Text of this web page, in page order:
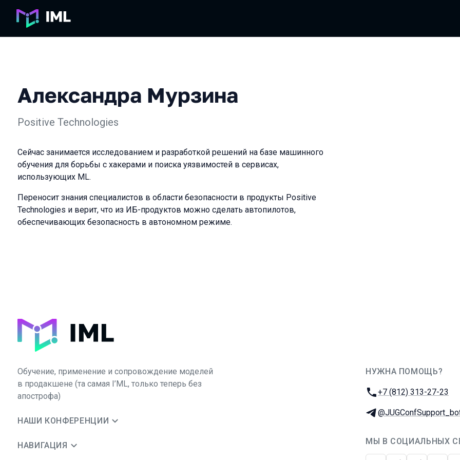
Александра Мурзина
Positive Technologies
Сейчас занимается исследованием и разработкой решений на базе машинного
обучения для борьбы с хакерами и поиска уязвимостей в сервисах,
использующих ML.
Переносит знания специалистов в области безопасности в продукты Positive
Technologies и верит, что из ИБ-продуктов можно сделать автопилотов,
обеспечивающих безопасность в автономном режиме.
Обучение, применение и сопровождение моделей
в продакшене (та самая I’ML, только теперь без
апострофа)
НАШИ КОНФЕРЕНЦИИ
НАВИГАЦИЯ
НУЖНА ПОМОЩЬ?
Телефон:
+7 (812) 313-27-23
Телеграм:
МЫ В СОЦИАЛЬНЫХ